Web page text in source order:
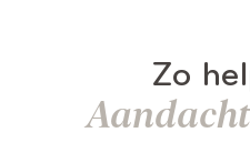
Zo